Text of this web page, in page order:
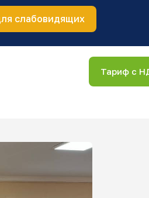
слабовидящих
Тариф с